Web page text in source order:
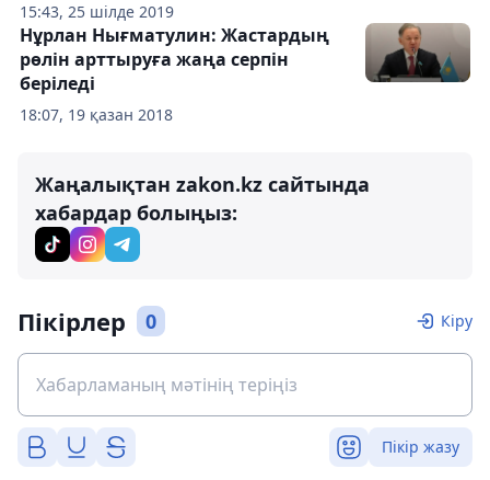
15:43, 25 шілде 2019
18:07, 19 қазан 2018
Нұрлан Нығматулин: Жастардың
рөлін арттыруға жаңа серпін
беріледі
Жаңалықтан zakon.kz сайтында
хабардар болыңыз:
Пікірлер 0 Кіру
Пікір жазу